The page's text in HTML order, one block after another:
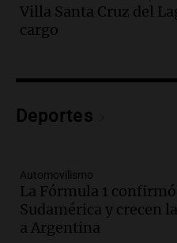
Audio.La inflación
alcanza el 2,9%
Audio.
Panorama Federal
Episodios
Audio.Docentes
descuentos de
Villa Santa Cruz del
cargo
Deportes
Automovilismo
La Fórmula 1
Sudamérica y crecen
a Argentina